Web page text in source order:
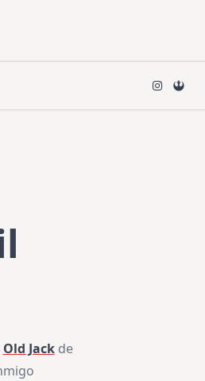
Old Jackde